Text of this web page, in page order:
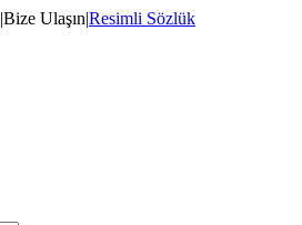
|Bize Ulaşın|Resimli Sözlük